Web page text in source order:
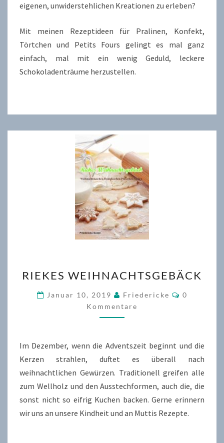
eigenen, unwiderstehlichen Kreationen zu erleben?
Mit meinen Rezeptideen für Pralinen, Konfekt,
Törtchen und Petits Fours gelingt es mal ganz
einfach, mal mit ein wenig Geduld, leckere
Schokoladenträume herzustellen.
WEIHNACHTSGEBÄCK
RIEKES WEIHNACHTSGEBÄCK
Januar 10, 2019 Friedericke
0
Kommentare
Im Dezember, wenn die Adventszeit beginnt und die
Kerzen strahlen, duftet es überall nach
weihnachtlichen Gewürzen. Traditionell greifen alle
zum Wellholz und den Ausstechformen, auch die, die
sonst nicht so eifrig Kuchen backen. Gerne erinnern
wir uns an unsere Kindheit und an Muttis Rezepte.